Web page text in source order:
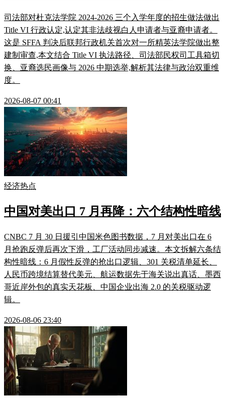
司法部对杜克法学院 2024-2026 三个入学年度的招生做法做出
Title VI 行政认定,认定其非法歧视白人申请者与亚裔申请者。
这是 SFFA 判决后联邦行政机关首次对一所精英法学院做出整
建制审查,本文结合 Title VI 执法路径、司法部民权司工具箱切
换、亚裔选民画像与 2026 中期选举,解析其法律与政治双重维
度。
2026-08-07 00:41
经济热点
中国对美出口 7 月再降：六个结构性暗线
CNBC 7 月 30 日援引中国米色图书数据，7 月对美出口在 6
月抢跑反弹后再次下滑，工厂活动同步减速。本文拆解六条结
构性暗线：6 月假性反弹的抢出口逻辑、301 关税清单延长、
人民币跨境结算替代美元、航运数据先于海关说出真话、墨西
哥近岸外包的真实天花板、中国企业出海 2.0 的关税驱动逻
辑。
2026-08-06 23:40